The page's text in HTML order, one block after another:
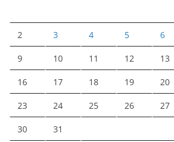
2 3 4 5 6
9 10 11 12 13
16 17 18 19 20
23 24 25 26 27
30 31